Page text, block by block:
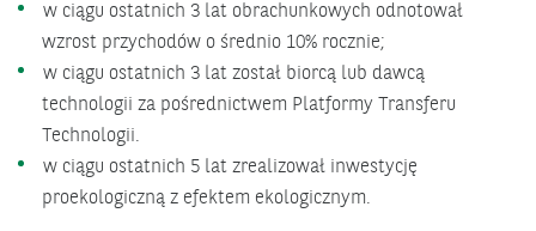
w ciągu ostatnich 3 lat obrachunkowych odnotował
wzrost przychodów o średnio 10% rocznie;
w ciągu ostatnich 3 lat został biorcą lub dawcą
technologii za pośrednictwem Platformy Transferu
Technologii.
w ciągu ostatnich 5 lat zrealizował inwestycję
proekologiczną z efektem ekologicznym.